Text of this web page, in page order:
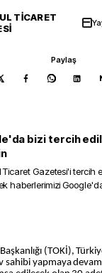
TICARET
Paylaş
bizi tercih
Ticaret Gazetesi'i tercih
haberlerimizi
sahibi yapmaya